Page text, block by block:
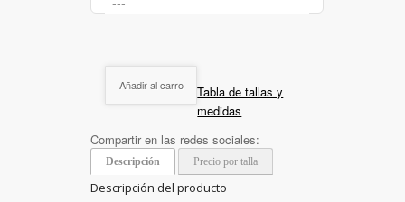
Añadir al carro
Tabla de tallas y
medidas
Compartir en las redes sociales:
Descripción Precio por talla
Descripción del producto